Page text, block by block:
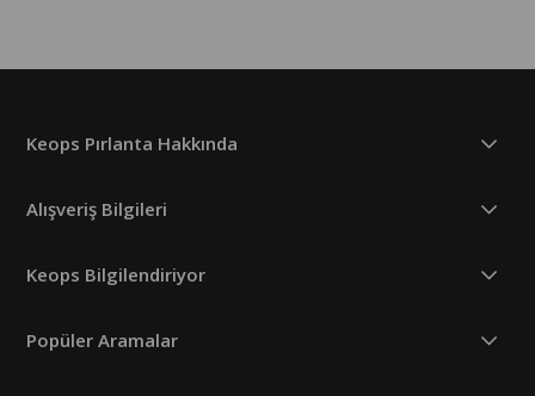
Keops Pırlanta Hakkında
Alışveriş Bilgileri
Keops Bilgilendiriyor
Popüler Aramalar